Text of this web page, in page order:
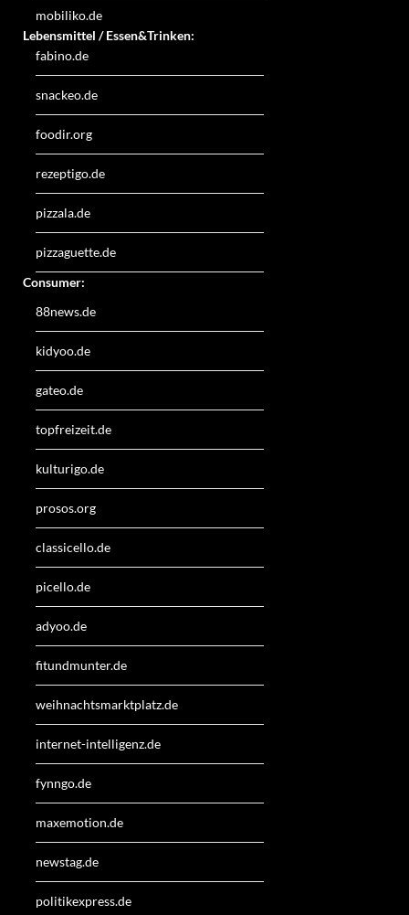
mobiliko.de
Lebensmittel / Essen&Trinken:
fabino.de
snackeo.de
foodir.org
rezeptigo.de
pizzala.de
pizzaguette.de
Consumer:
88news.de
kidyoo.de
gateo.de
topfreizeit.de
kulturigo.de
prosos.org
classicello.de
picello.de
adyoo.de
fitundmunter.de
weihnachtsmarktplatz.de
internet-intelligenz.de
fynngo.de
maxemotion.de
newstag.de
politikexpress.de